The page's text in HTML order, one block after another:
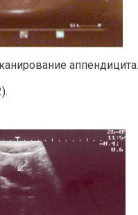
аппендицита.